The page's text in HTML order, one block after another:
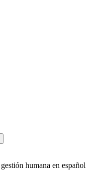
humana en español